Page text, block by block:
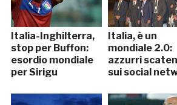
Italia-Inghilterra,
stop per Buffon:
esordio mondiale
per Sirigu
Italia, è un
mondiale 2.0:
azzurri
sui social